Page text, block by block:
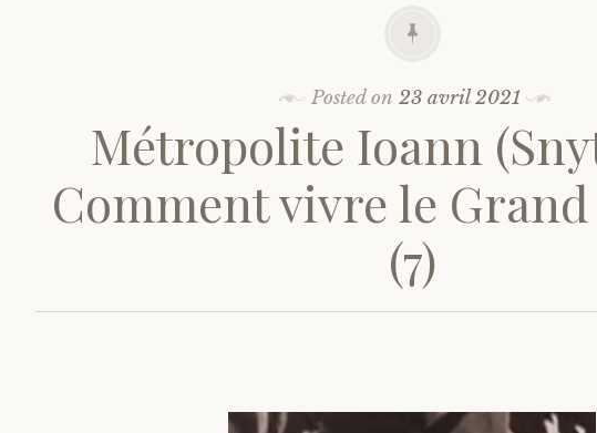
Posted on 23 avril 2021
Métropolite Ioann
Comment vivre le
(7)